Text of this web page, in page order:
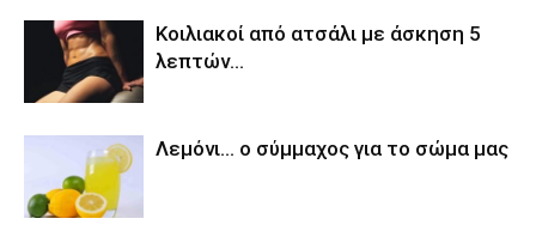
Κοιλιακοί από ατσάλι με άσκηση 5
λεπτών…
Λεμόνι… ο σύμμαχος για το σώμα μας